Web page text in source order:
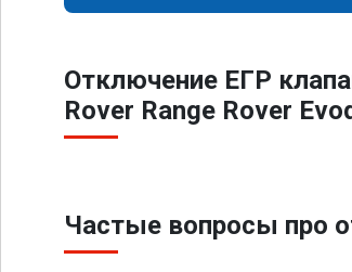
Отключение ЕГР
Rover Range Rover
Частые вопросы про